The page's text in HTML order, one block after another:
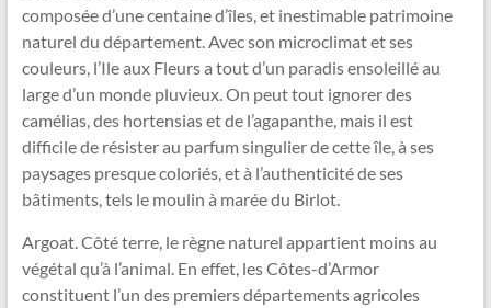
composée d’une centaine d’îles, et inestimable patrimoine
naturel du département. Avec son microclimat et ses
couleurs, l’Ile aux Fleurs a tout d’un paradis ensoleillé au
large d’un monde pluvieux. On peut tout ignorer des
camélias, des hortensias et de l’agapanthe, mais il est
difficile de résister au parfum singulier de cette île, à ses
paysages presque coloriés, et à l’authenticité de ses
bâtiments, tels le moulin à marée du Birlot.
Argoat. Côté terre, le règne naturel appartient moins au
végétal qu’à l’animal. En effet, les Côtes-d’Armor
constituent l’un des premiers départements agricoles